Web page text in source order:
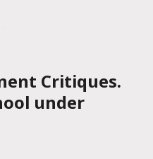
Critiques.
under